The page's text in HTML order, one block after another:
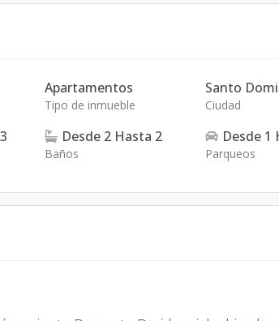
Apartamentos
Tipo de inmueble
Santo
Ciudad
3 Desde 2 Hasta 2
Baños
Desde 1
Parqueos